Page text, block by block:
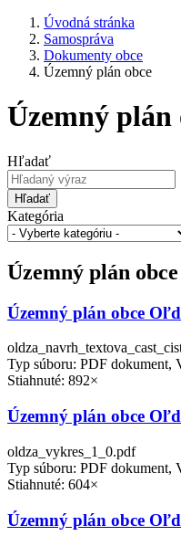
Úvodná stránka
Samospráva
Dokumenty obce
Územný plán obce
Územný plán
Hľadať
Hľadať
Kategória
Územný plán
Územný plán obce
Typ súboru: PDF dokument,
Stiahnuté: 892×
Územný plán obce
oldza_vykres_1_0.pdf
Typ súboru: PDF dokument,
Stiahnuté: 604×
Územný plán obce